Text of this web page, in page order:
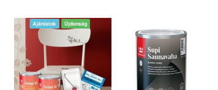
Ajánlatok Újdonság